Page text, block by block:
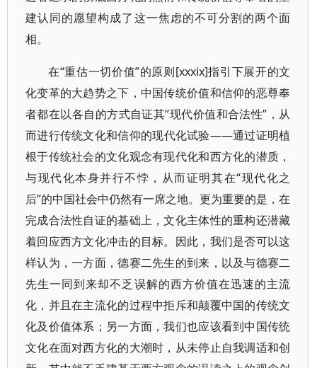
建认同的愿望构成了这一焦虑的不可分割的两个面
相。
在“重估一切价值”的原则[xxxix]指引下展开的文
化变革的大趋势之下，中国传统价值和信仰的恶尊奉
者都在以各自的方式自证其“现代价值和合法性”，从
而进行传统文化和信仰的现代化试验——通过证明植
根于传统社会的文化观念有现代化和西方化的潜质，
与现代化本身并行不悖，从而证明其在“现代化之
后”的中国社会中仍然有一席之地。更为重要的是，在
完成合法性自证的基础上，文化主体性的重构还潜藏
着回应西方文化冲击的目标。因此，我们是否可以这
样认为，一方面，德赛二先生的到来，以及与德赛二
先生一同到来却不乏误解的西方价值在迅速的主流
化，并且在主流化的过程中拒斥和颠覆中国的传统文
化及价值体系；另一方面，我们也应该看到中国传统
文化在面对西方化的大潮时，从未停止自我调适和创